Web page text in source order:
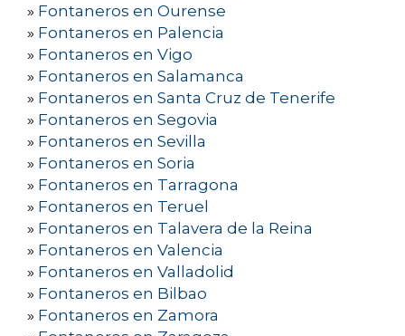
» Fontaneros en Ourense
» Fontaneros en Palencia
» Fontaneros en Vigo
» Fontaneros en Salamanca
» Fontaneros en Santa Cruz de Tenerife
» Fontaneros en Segovia
» Fontaneros en Sevilla
» Fontaneros en Soria
» Fontaneros en Tarragona
» Fontaneros en Teruel
» Fontaneros en Talavera de la Reina
» Fontaneros en Valencia
» Fontaneros en Valladolid
» Fontaneros en Bilbao
» Fontaneros en Zamora